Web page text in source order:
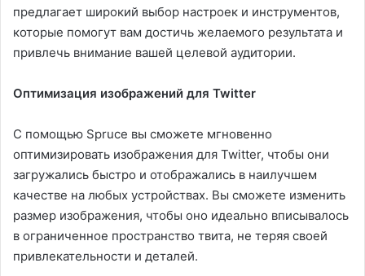
предлагает широкий выбор настроек и инструментов,
которые помогут вам достичь желаемого результата и
привлечь внимание вашей целевой аудитории.
Оптимизация изображений для Twitter
С помощью Spruce вы сможете мгновенно
оптимизировать изображения для Twitter, чтобы они
загружались быстро и отображались в наилучшем
качестве на любых устройствах. Вы сможете изменить
размер изображения, чтобы оно идеально вписывалось
в ограниченное пространство твита, не теряя своей
привлекательности и деталей.